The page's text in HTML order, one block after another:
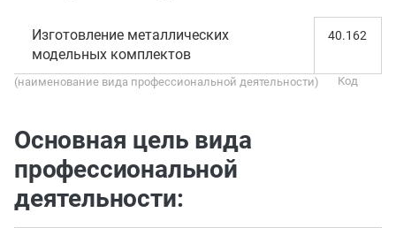
Изготовление металлических
модельных комплектов
40.162
(наименование вида профессиональной деятельности)
Основная цель вида
профессиональной
деятельности: